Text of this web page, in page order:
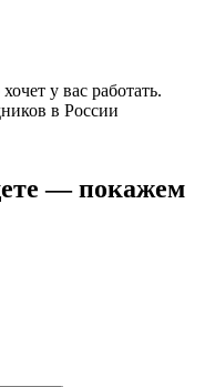
у вас работать.
в России
— покажем